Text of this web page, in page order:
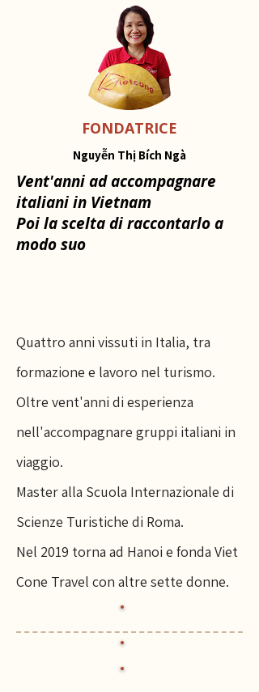
FONDATRICE
Nguyễn Thị Bích Ngà
Vent'anni ad accompagnare
italiani in Vietnam
Poi la scelta di raccontarlo a
modo suo
Quattro anni vissuti in Italia, tra
formazione e lavoro nel turismo.
Oltre vent'anni di esperienza
nell'accompagnare gruppi italiani in
viaggio.
Master alla Scuola Internazionale di
Scienze Turistiche di Roma.
Nel 2019 torna ad Hanoi e fonda Viet
Cone Travel con altre sette donne.